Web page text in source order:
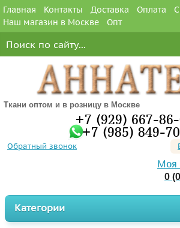
Главная Контакты Доставка Оплата
Наш магазин в Москве
Опт
Ткани оптом и в розницу в Москве
+7 (929) 667-
+7 (985) 849-
Обратный звонок
Моя
0
Категории